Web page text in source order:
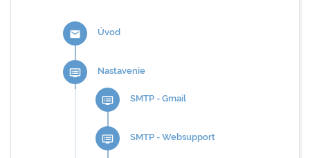
email Úvod
dvr Nastavenie
dvr SMTP - Gmail
dvr SMTP - Websupport